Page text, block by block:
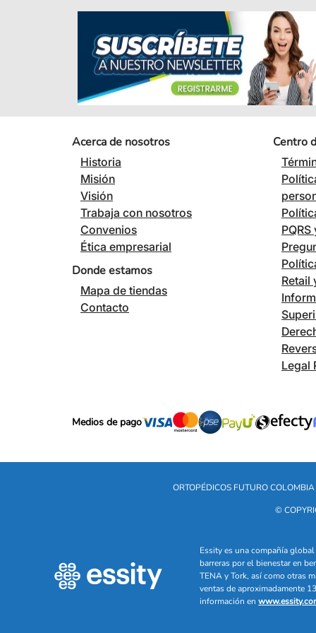
Acerca de nosotros
Historia
Misión
Visión
Trabaja con nosotros
Convenios
Ética empresarial
Donde estamos
Mapa de tiendas
Contacto
Centro
Retail
Legal
Medios de pago
ORTOPÉDICOS FUTURO
©
Essity es una compañía
barreras por el bienestar en
TENA y Tork, así como otras
ventas de aproximadamente
información en